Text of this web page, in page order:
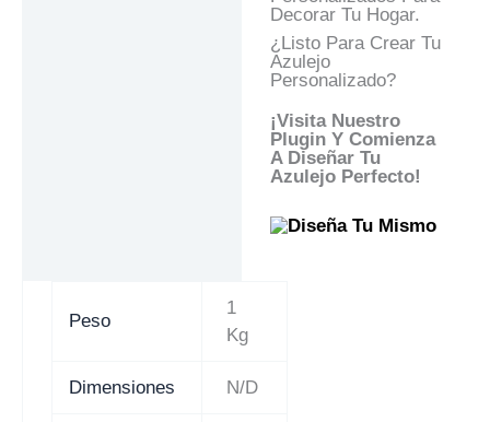
Decorar Tu Hogar.
¿Listo Para Crear Tu
Azulejo
Personalizado?
¡Visita Nuestro
Plugin Y Comienza
A Diseñar Tu
Azulejo Perfecto!
Peso
1
Kg
Dimensiones N/D